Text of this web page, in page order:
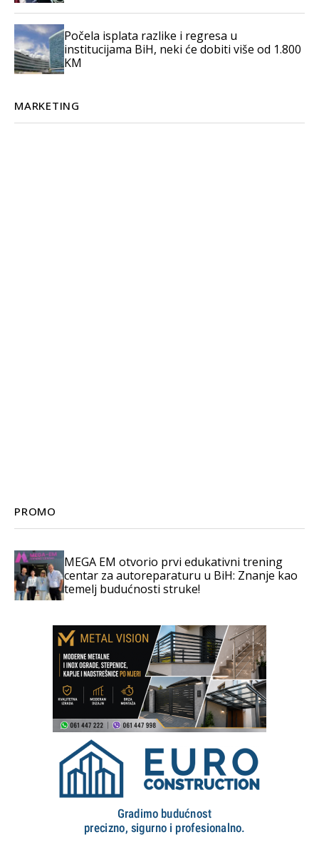
Počela isplata razlike i regresa u
institucijama BiH, neki će dobiti više od 1.800
KM
MARKETING
PROMO
MEGA EM otvorio prvi edukativni trening
centar za autoreparaturu u BiH: Znanje kao
temelj budućnosti struke!